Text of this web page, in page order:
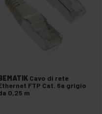
Cavo di rete
FTP Cat. 6a grigio
0,25 m